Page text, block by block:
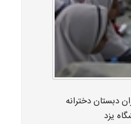
دبستان دخترانه
یزد